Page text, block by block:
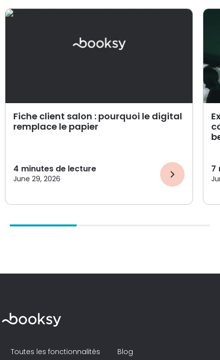
Fiche client salon : pourquoi le digital
remplace le papier
4 minutes de lecture
June 29, 2026
7
Toutes les fonctionnalités Blog